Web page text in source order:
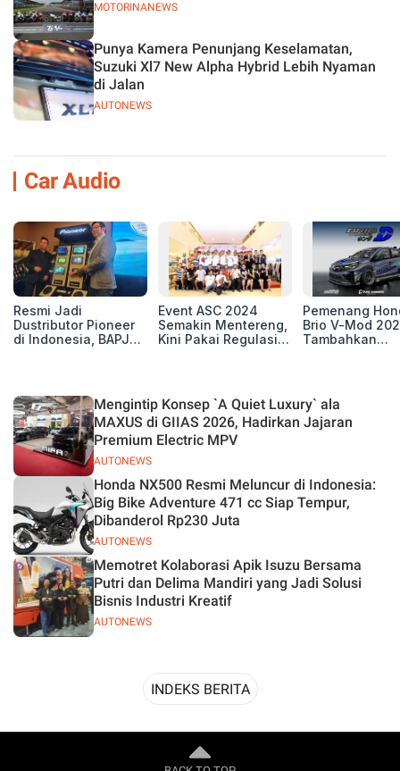
MOTORINANEWS
AUTONEWS
Punya Kamera Penunjang Keselamatan,
Suzuki Xl7 New Alpha Hybrid Lebih Nyaman
di Jalan
Car Audio
Resmi Jadi
Dustributor Pioneer
di Indonesia, BAPJ
Event ASC 2024
Semakin Mentereng,
Kini Pakai Regulasi
Pemenang
Brio V-Mod
Tambahkan
AUTONEWS
Mengintip Konsep `A Quiet Luxury` ala
MAXUS di GIIAS 2026, Hadirkan Jajaran
Premium Electric MPV
AUTONEWS
Honda NX500 Resmi Meluncur di Indonesia:
Big Bike Adventure 471 cc Siap Tempur,
Dibanderol Rp230 Juta
AUTONEWS
Memotret Kolaborasi Apik Isuzu Bersama
Putri dan Delima Mandiri yang Jadi Solusi
Bisnis Industri Kreatif
INDEKS BERITA